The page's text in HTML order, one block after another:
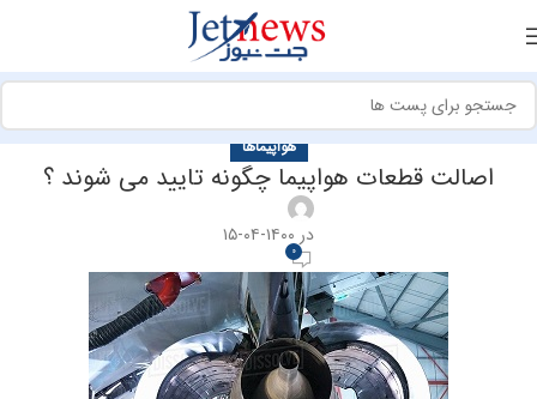
هواپیماها
اصالت قطعات هواپیما چگونه تایید می شوند ؟
در ۱۴۰۰-۰۴-۱۵
0